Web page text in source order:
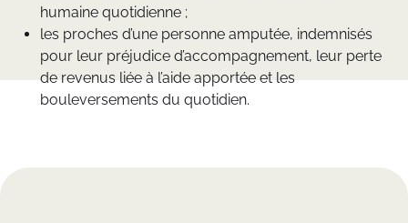
humaine quotidienne ;
les proches d’une personne amputée, indemnisés
pour leur préjudice d’accompagnement, leur perte
de revenus liée à l’aide apportée et les
bouleversements du quotidien.